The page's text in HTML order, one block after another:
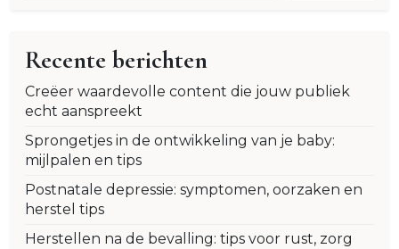
Recente berichten
Creëer waardevolle content die jouw publiek
echt aanspreekt
Sprongetjes in de ontwikkeling van je baby:
mijlpalen en tips
Postnatale depressie: symptomen, oorzaken en
herstel tips
Herstellen na de bevalling: tips voor rust, zorg